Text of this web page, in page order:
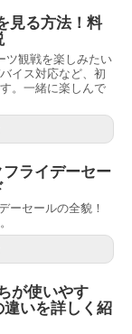
見る方法！料
ツ観戦を楽しみたい
イス対応など、初
。一緒に楽しんで
ライデーセー
ーセールの全貌！
が使いやす
いを詳しく紹